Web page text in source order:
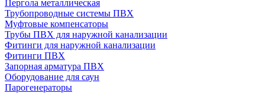
Пергола металлическая
Трубопроводные системы ПВХ
Муфтовые компенсаторы
Трубы ПВХ для наружной канализации
Фитинги для наружной канализации
Фитинги ПВХ
Запорная арматура ПВХ
Оборудование для саун
Парогенераторы